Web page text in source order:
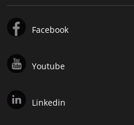
Facebook
Youtube
Linkedin